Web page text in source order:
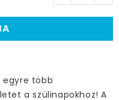
egyre több
a szülinapokhoz! A